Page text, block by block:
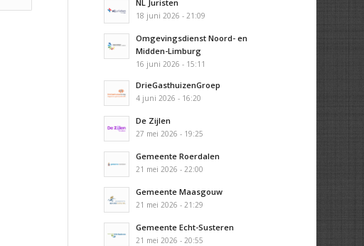
NL Juristen
18 juni 2026 - 21:09
Omgevingsdienst Noord- en
Midden-Limburg
16 juni 2026 - 15:11
DrieGasthuizenGroep
4 juni 2026 - 16:20
De Zijlen
27 mei 2026 - 19:25
Gemeente Roerdalen
21 mei 2026 - 22:00
Gemeente Maasgouw
21 mei 2026 - 21:29
Gemeente Echt-Susteren
21 mei 2026 - 20:55